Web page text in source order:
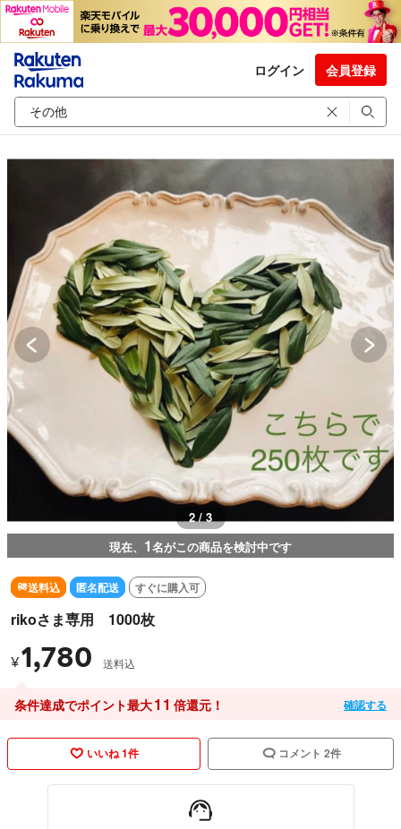
ログイン 会員登録
2 / 3
現在、 1名がこの商品を検討中です
送料込 匿名配送 すぐに購入可
rikoさま専用 1000枚
¥1,780 送料込
条件達成でポイント最大11 倍還元！ 確認する
いいね 1件 コメント 2件